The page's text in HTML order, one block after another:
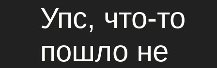
Упс, что-то
пошло не